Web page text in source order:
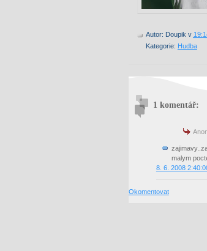
Autor: Doupik v
Kategorie: Hudba
1 komentář:
malym
8. 6. 2008
Okomentovat